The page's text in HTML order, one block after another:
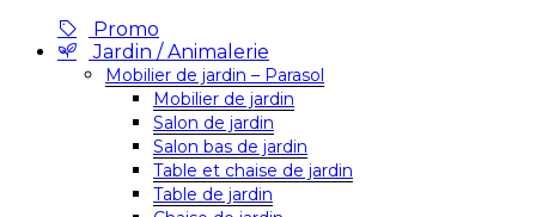
Promo
Jardin / Animalerie
Mobilier de jardin – Parasol
Mobilier de jardin
Salon de jardin
Salon bas de jardin
Table et chaise de jardin
Table de jardin